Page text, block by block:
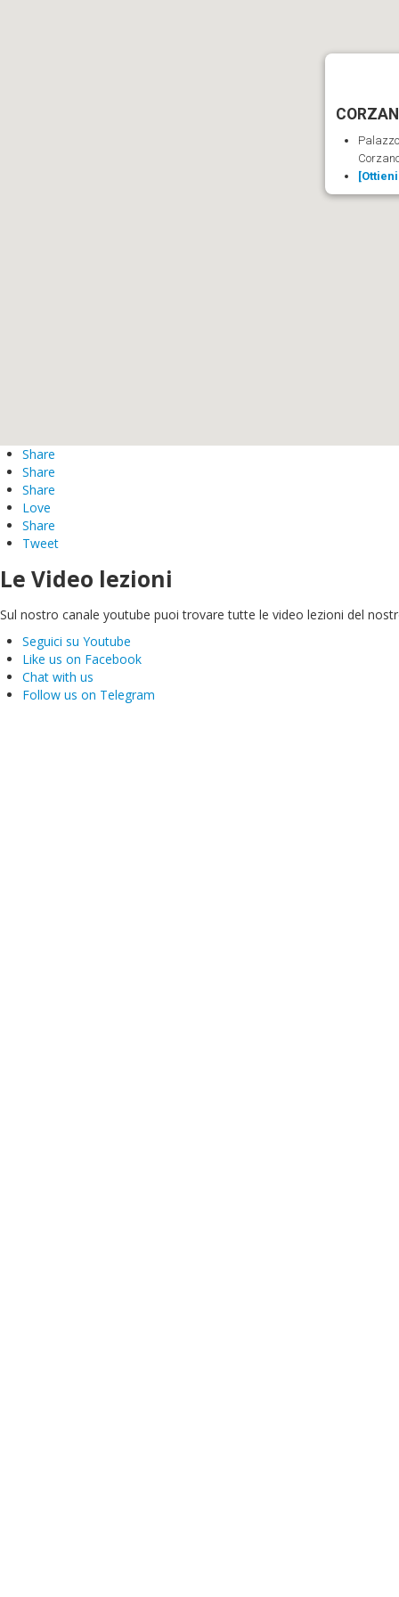
Share
Share
Share
Love
Share
Tweet
Le Video lezioni
Sul nostro canale youtube puoi trovare tutte le video lezioni del
Seguici su Youtube
Like us on Facebook
Chat with us
Follow us on Telegram